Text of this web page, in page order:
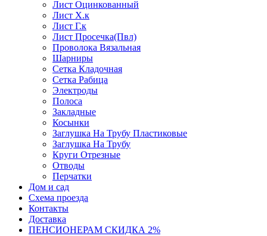
Лист Оцинкованный
Лист Х.к
Лист Г.к
Лист Просечка(Пвл)
Проволока Вязальная
Шарниры
Сетка Кладочная
Сетка Рабица
Электроды
Полоса
Закладные
Косынки
Заглушка На Трубу Пластиковые
Заглушка На Трубу
Круги Отрезные
Отводы
Перчатки
Дом и сад
Схема проезда
Контакты
Доставка
ПЕНСИОНЕРАМ СКИДКА 2%